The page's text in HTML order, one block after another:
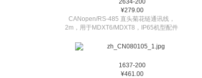
2634-200
¥279.00
CANopen/RS-485 直头菊花链通讯线，
2m，用于MDXT6/MDXT8，IP65机型配件
1637-200
¥461.00